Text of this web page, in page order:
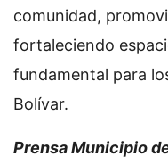
comunidad,
fortaleciendo
fundamental para
Bolívar.
Prensa Municipio